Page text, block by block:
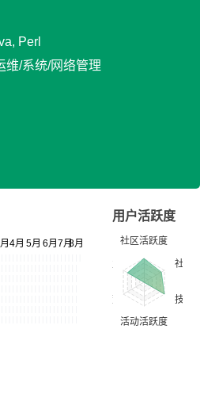
Perl
维/系统/网络管理
用户活跃度